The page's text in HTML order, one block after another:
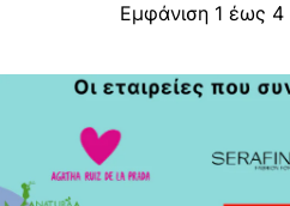
Εμφάνιση 1 έως